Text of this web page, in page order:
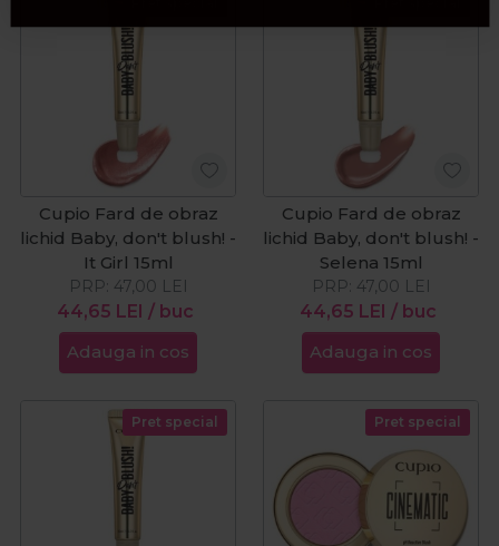
Cupio Fard de obraz
lichid Baby, don't blush! -
It Girl 15ml
44,65 LEI / buc
PRP: 47,00 LEI
Adauga in cos
Cupio Fard de obraz
lichid Baby, don't blush! -
Selena 15ml
44,65 LEI / buc
PRP: 47,00 LEI
Adauga in cos
Pret special Pret special